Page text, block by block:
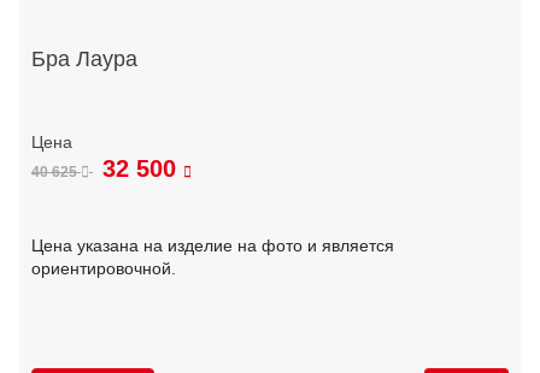
Бра Лаура
40 625 32 500
Цена указана на изделие на фото и является
ориентировочной.